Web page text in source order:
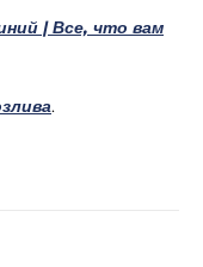
| Все, что вам
.